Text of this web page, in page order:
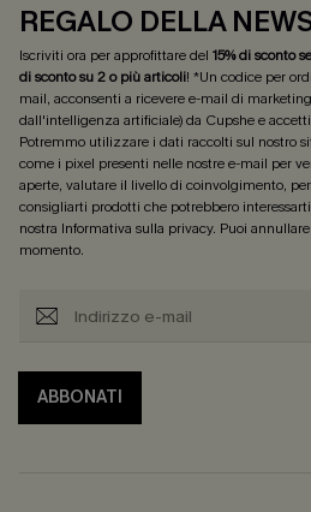
REGALO DELLA
Iscriviti ora per approfittare del 15% di sconto
di sconto su 2 o più articoli! *Un codice per
mail, acconsenti a ricevere e-mail di
dall'intelligenza artificiale) da Cupshe e
Potremmo utilizzare i dati raccolti sul nostro
come i pixel presenti nelle nostre e-mail per
aperte, valutare il livello di coinvolgimento,
consigliarti prodotti che potrebbero
nostra Informativa sulla privacy. Puoi
momento.
ABBONATI